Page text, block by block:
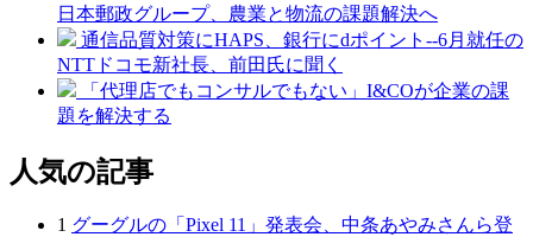
日本郵政グループ、農業と物流の課題解決へ
通信品質対策にHAPS、銀行にdポイント--6月就任の
NTTドコモ新社長、前田氏に聞く
「代理店でもコンサルでもない」I&COが企業の課
題を解決する
人気の記事
1 グーグルの「Pixel 11」発表会、中条あやみさんら登